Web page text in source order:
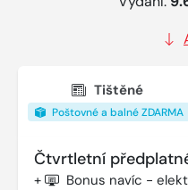
Tištěné
Poštovné a balné ZDARMA
Čtvrtletní
+ Bonus navíc -